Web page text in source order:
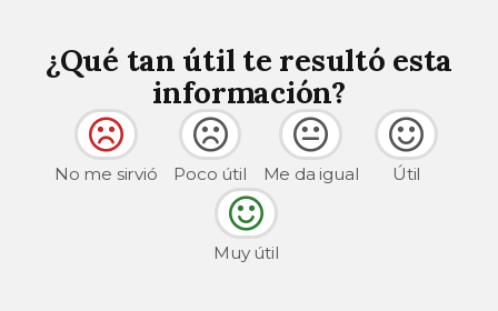
¿Qué tan útil te resultó esta
información?
No me sirvió Poco útil Me da igual Útil
Muy útil